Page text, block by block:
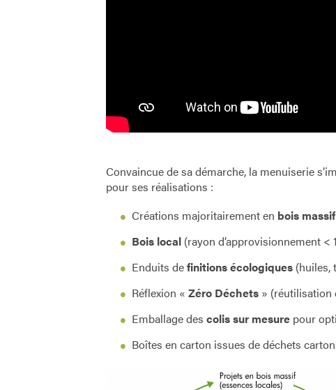
Convaincue de sa démarche, la menuiserie
pour ses réalisations :
Créations majoritairement en bois massif
Bois local (rayon d’approvisionnement <
Enduits definitions écologiques (huiles,
Réflexion « Zéro Déchets » (réutilisation
Emballage des colis sur mesure pour
Boîtes en carton issues de déchets